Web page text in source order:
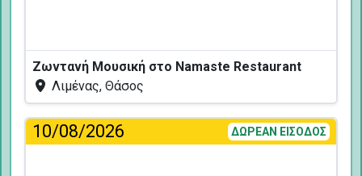
Ζωντανή Μουσική στο Namaste Restaurant
Λιμένας, Θάσος
10/08/2026 ΔΩΡΕΑΝ ΕΙΣΟΔΟΣ